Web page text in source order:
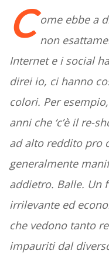
C ome ebbe a
non
Internet e i social
direi io, ci hanno
colori. Per
anni che ‘c’è il re-
ad alto reddito pro
generalmente
addietro. Balle. Un
irrilevante ed
che vedono tanto
impauriti dal